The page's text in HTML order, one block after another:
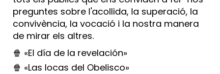
preguntes sobre l'acollida, la superació, la
convivència, la vocació i la nostra manera
de mirar els altres.
🍿 «El día de la revelación»
🍿 «Las locas del Obelisco»